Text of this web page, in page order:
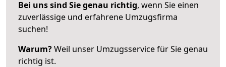
Bei uns sind Sie genau richtig, wenn Sie einen
zuverlässige und erfahrene Umzugsfirma
suchen!
Warum?Weil unser Umzugsservice für Sie genau
richtig ist.